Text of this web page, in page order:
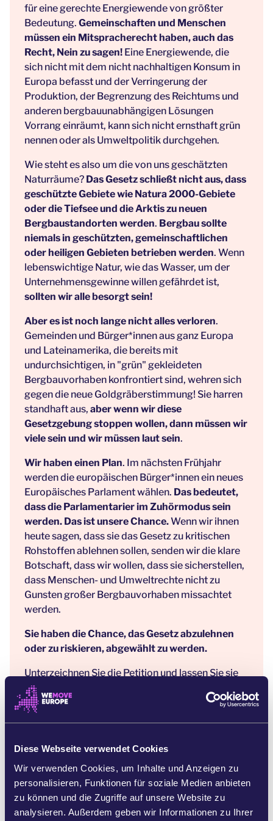
Diese Webseite verwendet Cookies
Wir verwenden Cookies, um Inhalte und Anzeigen zu
personalisieren, Funktionen für soziale Medien anbieten
zu können und die Zugriffe auf unsere Website zu
analysieren. Außerdem geben wir Informationen zu Ihrer
für eine gerechte Energiewende von größter
Bedeutung. Gemeinschaften und Menschen
müssen ein Mitspracherecht haben, auch das
Recht, Nein zu sagen! Eine Energiewende, die
sich nicht mit dem nicht nachhaltigen Konsum in
Europa befasst und der Verringerung der
Produktion, der Begrenzung des Reichtums und
anderen bergbauunabhängigen Lösungen
Vorrang einräumt, kann sich nicht ernsthaft grün
nennen oder als Umweltpolitik durchgehen.
Wie steht es also um die von uns geschätzten
Naturräume? Das Gesetz schließt nicht aus, dass
geschützte Gebiete wie Natura 2000-Gebiete
oder die Tiefsee und die Arktis zu neuen
Bergbaustandorten werden. Bergbau sollte
niemals in geschützten, gemeinschaftlichen
oder heiligen Gebieten betrieben werden. Wenn
lebenswichtige Natur, wie das Wasser, um der
Unternehmensgewinne willen gefährdet ist,
sollten wir alle besorgt sein!
Aber es ist noch lange nicht alles verloren.
Gemeinden und Bürger*innen aus ganz Europa
und Lateinamerika, die bereits mit
undurchsichtigen, in "grün" gekleideten
Bergbauvorhaben konfrontiert sind, wehren sich
gegen die neue Goldgräberstimmung! Sie harren
standhaft aus, aber wenn wir diese
Gesetzgebung stoppen wollen, dann müssen wir
viele sein und wir müssen laut sein.
Wir haben einen Plan. Im nächsten Frühjahr
werden die europäischen Bürger*innen ein neues
Europäisches Parlament wählen. Das bedeutet,
dass die Parlamentarier im Zuhörmodus sein
werden. Das ist unsere Chance.Wenn wir ihnen
heute sagen, dass sie das Gesetz zu kritischen
Rohstoffen ablehnen sollen, senden wir die klare
Botschaft, dass wir wollen, dass sie sicherstellen,
dass Menschen- und Umweltrechte nicht zu
Gunsten großer Bergbauvorhaben missachtet
werden.
Sie haben die Chance, das Gesetz abzulehnen
oder zu riskieren, abgewählt zu werden.
Unterzeichnen Sie die Petition und lassen Sie sie
wissen, dass Sie einen wirklich fairen Wandel
wollen, bei dem Mensch und Natur vor Profit und
Bergbau stehen.
Referenzen:
Die CRM-Allianz
Verbreitung von "grünem" Infrastrukturschäden
EUFOPARL - Gesetz zu kritischen Rohstoffen